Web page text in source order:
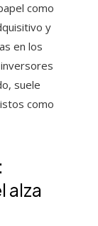
como
y
en los
suele
como
alza